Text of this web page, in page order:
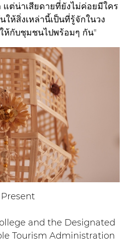
ต่น่าเสียดายที่ยังไม่ค่อยมีใคร
ให้สิ่งเหล่านี้เป็นที่รู้จักในวง
ห้กับชุมชนไปพร้อมๆ กัน"
and the Designated
Tourism Administration